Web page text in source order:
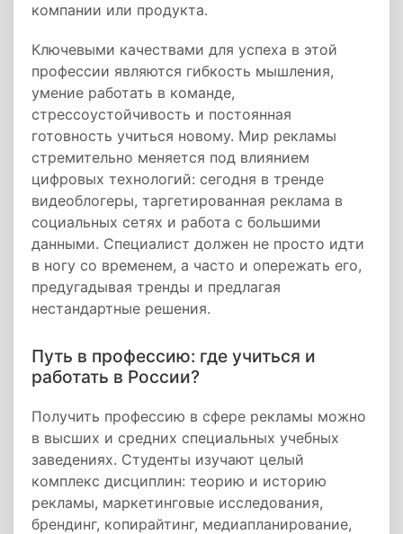
компании или продукта.
Ключевыми качествами для успеха в этой
профессии являются гибкость мышления,
умение работать в команде,
стрессоустойчивость и постоянная
готовность учиться новому. Мир рекламы
стремительно меняется под влиянием
цифровых технологий: сегодня в тренде
видеоблогеры, таргетированная реклама в
социальных сетях и работа с большими
данными. Специалист должен не просто идти
в ногу со временем, а часто и опережать его,
предугадывая тренды и предлагая
нестандартные решения.
Путь в профессию: где учиться и
работать в России?
Получить профессию в сфере рекламы можно
в высших и средних специальных учебных
заведениях. Студенты изучают целый
комплекс дисциплин: теорию и историю
рекламы, маркетинговые исследования,
брендинг, копирайтинг, медиапланирование,